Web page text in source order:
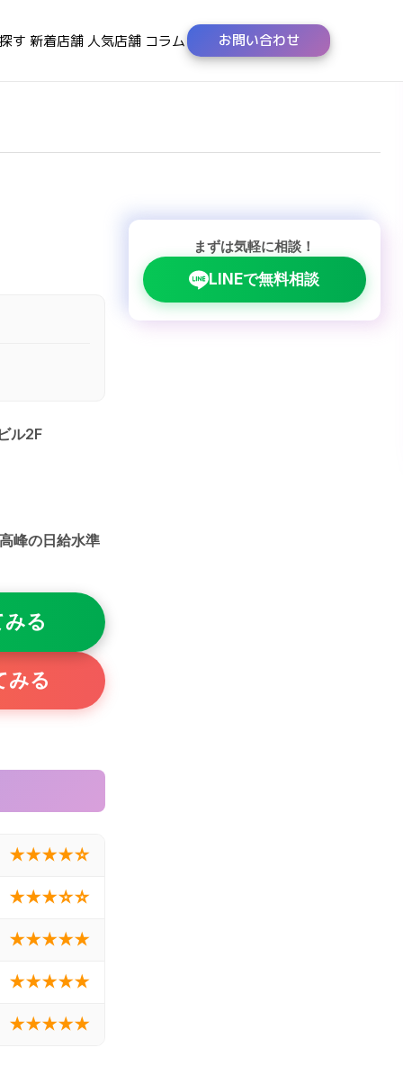
す 新着店舗 人気店舗 コラム お問い合わせ
ル2F
峰の日給水準
る
みる
★★★★☆
★★★☆☆
★★★★★
★★★★★
★★★★★
まずは気軽に相談！
LINEで無料相談